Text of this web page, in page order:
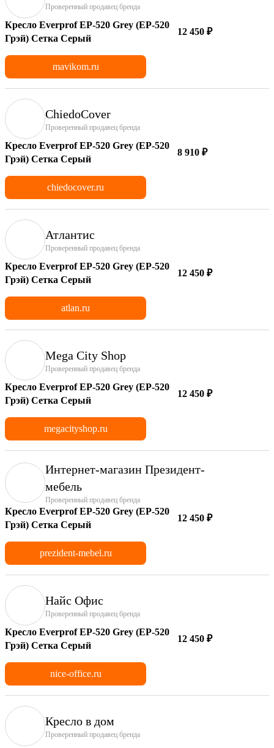
Проверенный продавец бренда
Кресло Everprof EP-520 Grey (EP-520
Грэй) Сетка Серый
12 450 ₽
mavikom.ru
ChiedoCover
Проверенный продавец бренда
Кресло Everprof EP-520 Grey (EP-520
Грэй) Сетка Серый
8 910 ₽
chiedocover.ru
Атлантис
Проверенный продавец бренда
Кресло Everprof EP-520 Grey (EP-520
Грэй) Сетка Серый
12 450 ₽
atlan.ru
Mega City Shop
Проверенный продавец бренда
Кресло Everprof EP-520 Grey (EP-520
Грэй) Сетка Серый
12 450 ₽
megacityshop.ru
Интернет-магазин Президент-
мебель
Проверенный продавец бренда
Кресло Everprof EP-520 Grey (EP-520
Грэй) Сетка Серый
12 450 ₽
prezident-mebel.ru
Найс Офис
Проверенный продавец бренда
Кресло Everprof EP-520 Grey (EP-520
Грэй) Сетка Серый
12 450 ₽
nice-office.ru
Кресло в дом
Проверенный продавец бренда